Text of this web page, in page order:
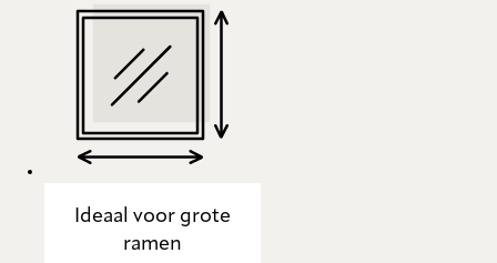
Ideaal voor grote
ramen